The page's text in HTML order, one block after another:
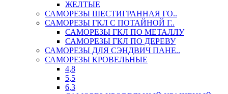
ЖЕЛТЫЕ
САМОРЕЗЫ ШЕСТИГРАННАЯ ГО..
САМОРЕЗЫ ГКЛ С ПОТАЙНОЙ Г..
САМОРЕЗЫ ГКЛ ПО МЕТАЛЛУ
САМОРЕЗЫ ГКЛ ПО ДЕРЕВУ
САМОРЕЗЫ ДЛЯ СЭНДВИЧ ПАНЕ..
САМОРЕЗЫ КРОВЕЛЬНЫЕ
4,8
5,5
6,3